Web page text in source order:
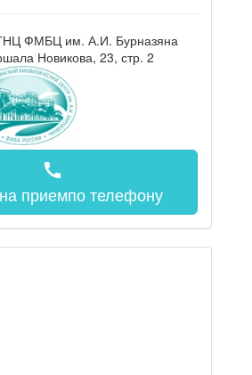
ФМБЦ им. А.И. Бурназяна
Новикова, 23, стр. 2
call
приемпо телефону